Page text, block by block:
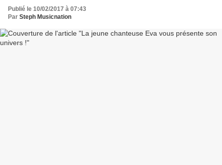
Publié le 10/02/2017 à 07:43
Par Steph Musicnation